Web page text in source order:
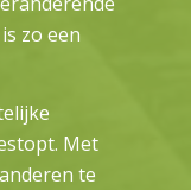
zo een
Met
te